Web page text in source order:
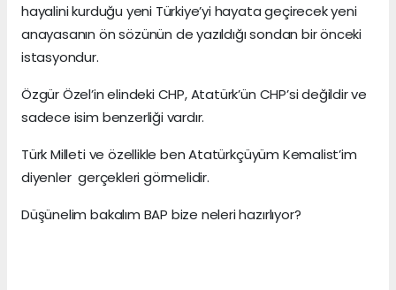
hayalini kurduğu yeni Türkiye’yi hayata geçirecek yeni
anayasanın ön sözünün de yazıldığı sondan bir önceki
istasyondur.
Özgür Özel’in elindeki CHP, Atatürk’ün CHP’si değildir ve
sadece isim benzerliği vardır.
Türk Milleti ve özellikle ben Atatürkçüyüm Kemalist’im
diyenler gerçekleri görmelidir.
Düşünelim bakalım BAP bize neleri hazırlıyor?